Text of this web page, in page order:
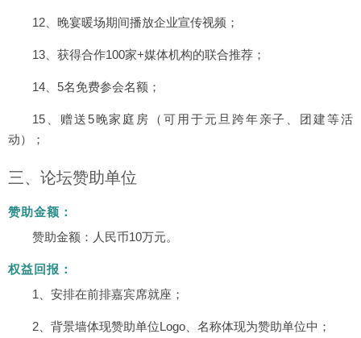
12、晚宴暖场期间播放企业宣传视频；
13、获得合作100家+媒体机构的联合推荐；
14、5名免费参会名额；
15、赠送5晚家庭房（可用于元旦跨年亲子、团建等活
动）；
三、论坛赞助单位
赞助金额：
赞助金额：人民币10万元。
权益回报：
1、安排在前排嘉宾席就座；
2、背景墙体现赞助单位Logo、名称体现为赞助单位中；